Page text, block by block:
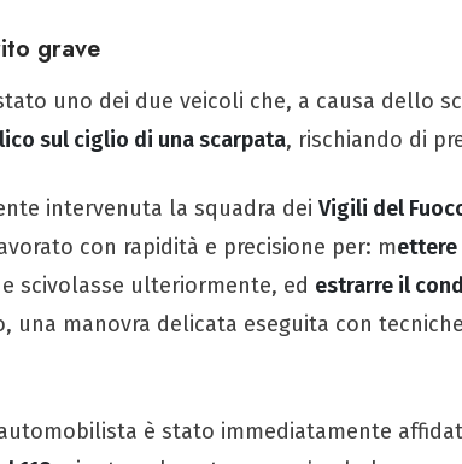
grave
uno dei due veicoli che, a causa dello
sul ciglio di una scarpata, rischiando di
intervenuta la squadra dei Vigili del
con rapidità e precisione per: mettere
scivolasse ulteriormente, ed estrarre il
una manovra delicata eseguita con
è stato immediatamente